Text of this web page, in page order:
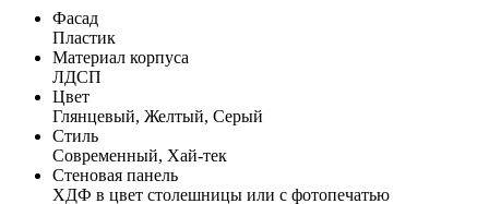
Фасад
Пластик
Материал корпуса
ЛДСП
Цвет
Глянцевый, Желтый, Серый
Стиль
Современный, Хай-тек
Стеновая панель
ХДФ в цвет столешницы или с фотопечатью